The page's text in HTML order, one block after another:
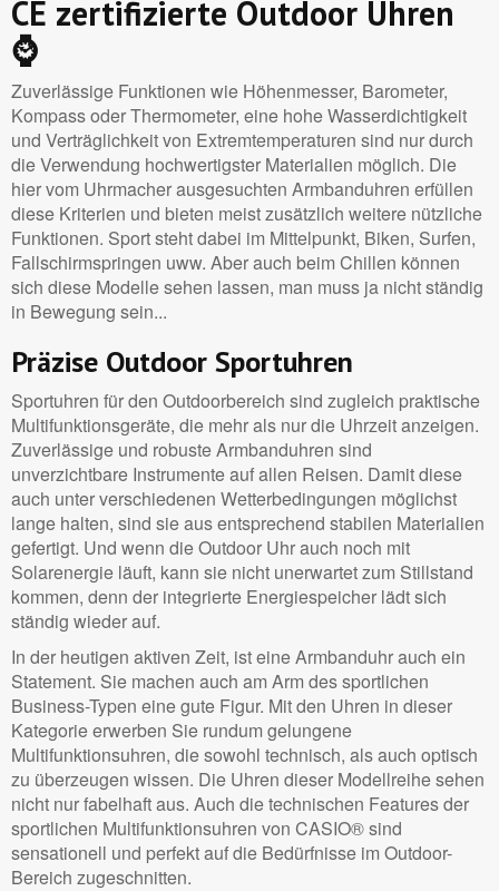
CE zertifizierte Outdoor Uhren
⌚
Zuverlässige Funktionen wie Höhenmesser, Barometer,
Kompass oder Thermometer, eine hohe Wasserdichtigkeit
und Verträglichkeit von Extremtemperaturen sind nur durch
die Verwendung hochwertigster Materialien möglich. Die
hier vom Uhrmacher ausgesuchten Armbanduhren erfüllen
diese Kriterien und bieten meist zusätzlich weitere nützliche
Funktionen. Sport steht dabei im Mittelpunkt, Biken, Surfen,
Fallschirmspringen uww. Aber auch beim Chillen können
sich diese Modelle sehen lassen, man muss ja nicht ständig
in Bewegung sein...
Präzise Outdoor Sportuhren
Sportuhren für den Outdoorbereich sind zugleich praktische
Multifunktionsgeräte, die mehr als nur die Uhrzeit anzeigen.
Zuverlässige und robuste Armbanduhren sind
unverzichtbare Instrumente auf allen Reisen. Damit diese
auch unter verschiedenen Wetterbedingungen möglichst
lange halten, sind sie aus entsprechend stabilen Materialien
gefertigt. Und wenn die Outdoor Uhr auch noch mit
Solarenergie läuft, kann sie nicht unerwartet zum Stillstand
kommen, denn der integrierte Energiespeicher lädt sich
ständig wieder auf.
In der heutigen aktiven Zeit, ist eine Armbanduhr auch ein
Statement. Sie machen auch am Arm des sportlichen
Business-Typen eine gute Figur. Mit den Uhren in dieser
Kategorie erwerben Sie rundum gelungene
Multifunktionsuhren, die sowohl technisch, als auch optisch
zu überzeugen wissen. Die Uhren dieser Modellreihe sehen
nicht nur fabelhaft aus. Auch die technischen Features der
sportlichen Multifunktionsuhren von CASIO® sind
sensationell und perfekt auf die Bedürfnisse im Outdoor-
Bereich zugeschnitten.